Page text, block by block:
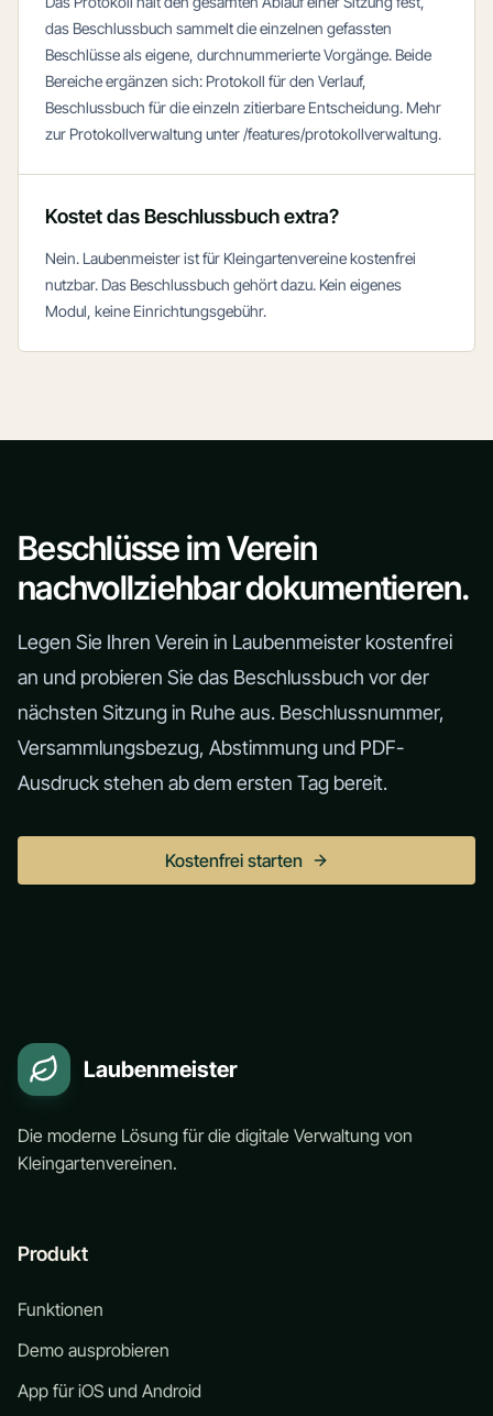
das Beschlussbuch sammelt die einzelnen gefassten
Beschlüsse als eigene, durchnummerierte Vorgänge. Beide
Bereiche ergänzen sich: Protokoll für den Verlauf,
Beschlussbuch für die einzeln zitierbare Entscheidung. Mehr
zur Protokollverwaltung unter /features/protokollverwaltung.
Kostet das Beschlussbuch extra?
Nein. Laubenmeister ist für Kleingartenvereine kostenfrei
nutzbar. Das Beschlussbuch gehört dazu. Kein eigenes
Modul, keine Einrichtungsgebühr.
Beschlüsse im Verein
nachvollziehbar dokumentieren.
Legen Sie Ihren Verein in Laubenmeister kostenfrei
an und probieren Sie das Beschlussbuch vor der
nächsten Sitzung in Ruhe aus. Beschlussnummer,
Versammlungsbezug, Abstimmung und PDF-
Ausdruck stehen ab dem ersten Tag bereit.
Kostenfrei starten
Laubenmeister
Die moderne Lösung für die digitale Verwaltung von
Kleingartenvereinen.
Produkt
Funktionen
Demo ausprobieren
App für iOS und Android